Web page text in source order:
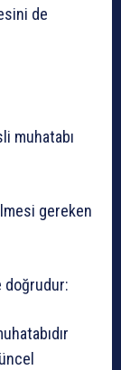
de
muhatabı
gereken
doğrudur: